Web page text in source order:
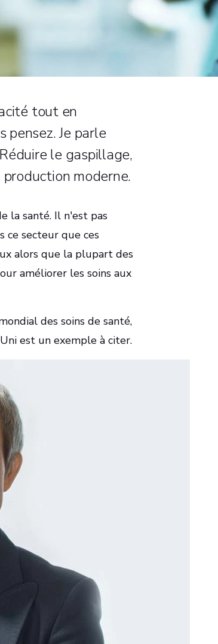
tout en
pensez. Je parle
le gaspillage,
moderne.
la santé. Il n'est pas
ce secteur que ces
alors que la plupart des
améliorer les soins aux
des soins de santé,
est un exemple à citer.